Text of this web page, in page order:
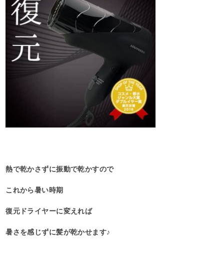
熱で乾かさずに振動で乾かすので
これから暑い時期
復元ドライヤーに変えれば
暑さを感じずに髪が乾かせます♪